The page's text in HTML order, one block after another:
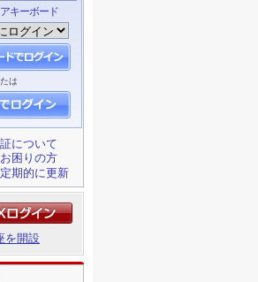
キーボード
は
について
困りの方
期的に更新
を開設